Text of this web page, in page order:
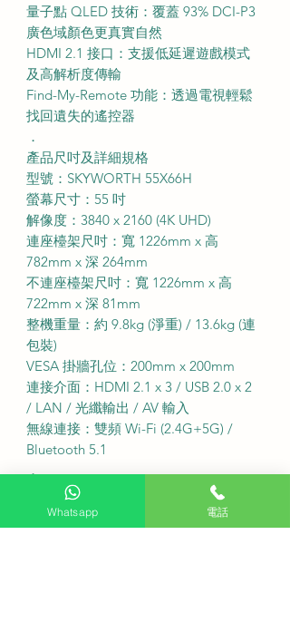
量子點 QLED 技術：覆蓋 93% DCI-P3
廣色域顏色更真實自然
HDMI 2.1 接口：支援低延遲遊戲模式
及高解析度傳輸
Find-My-Remote 功能：透過電視輕鬆
找回遺失的遙控器
．
產品尺吋及詳細規格
型號：SKYWORTH 55X66H
螢幕尺寸：55 吋
解像度：3840 x 2160 (4K UHD)
連座檯架尺吋：寬 1226mm x 高
782mm x 深 264mm
不連座檯架尺吋：寬 1226mm x 高
722mm x 深 81mm
整機重量：約 9.8kg (淨重) / 13.6kg (連
包裝)
VESA 掛牆孔位：200mm x 200mm
連接介面：HDMI 2.1 x 3 / USB 2.0 x 2
/ LAN / 光纖輸出 / AV 輸入
無線連接：雙頻 Wi-Fi (2.4G+5G) /
Bluetooth 5.1
．
服務收費及安裝說明
免費座檯安裝：購買此產品可享免費
座檯安裝服務
Whatsapp 電話